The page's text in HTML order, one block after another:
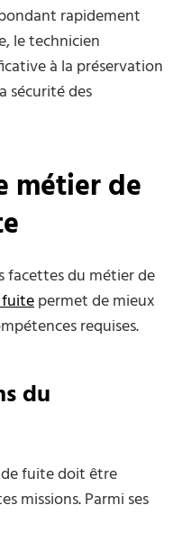
rapidement
le technicien
à la préservation
sécurité des
métier de
facettes du métier de
permet de mieux
requises.
du
fuite doit être
missions. Parmi ses